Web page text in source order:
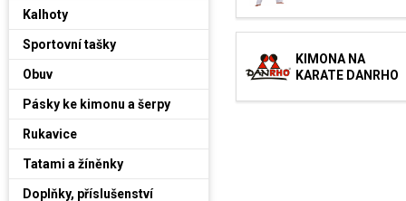
KIMONA NA
KARATE DANRHO
Kalhoty
Sportovní tašky
Obuv
Pásky ke kimonu a šerpy
Rukavice
Tatami a žíněnky
Doplňky, příslušenství